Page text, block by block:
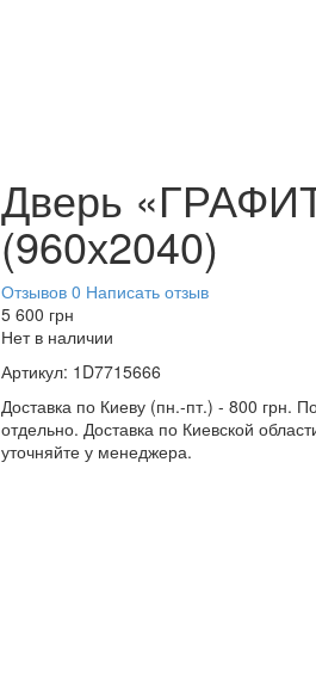
Дверь
(960х2040)
Отзывов 0 Написать отзыв
5 600 грн
Нет в наличии
Артикул: 1D7715666
Доставка по Киеву (пн.-пт.) - 800 грн.
отдельно. Доставка по Киевской
уточняйте у менеджера.